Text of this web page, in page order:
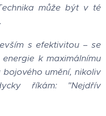
může být v té
s efektivitou – se
k maximálnímu
umění, nikoliv
říkám: "Nejdřív